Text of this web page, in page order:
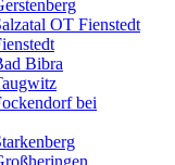
OT Fienstedt
Bibra
bei